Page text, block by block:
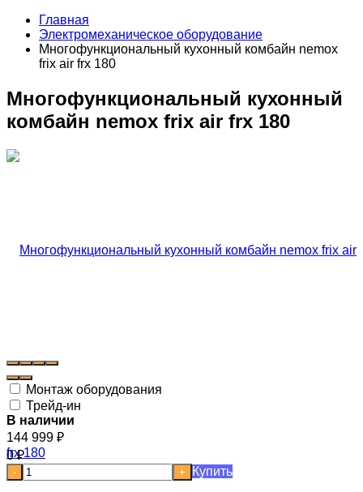
Главная
Электромеханическое оборудование
Многофункциональный кухонный комбайн nemox
frix air frx 180
Многофункциональный кухонный
комбайн nemox frix air frx 180
Монтаж оборудования
Трейд-ин
В наличии
144 999 ₽
0₽
- + Купить